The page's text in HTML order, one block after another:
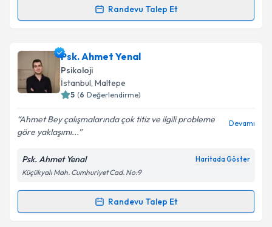
Randevu Talep Et
almanız için bir takvim hazırlandığında e-posta ile
bilgilendireceğiz.
E-posta Adresiniz
Metni'ni okudum ve kişisel verilerimin belirtilen
kapsamda işlenmesini kabul ediyorum.
Takvim Talebini Gönder
Psk. Ahmet Yenal
Psikoloji
İstanbul, Maltepe
5 (6 Değerlendirme)
Ahmet Bey çalışmalarında çok titiz ve ilgili probleme
göre yaklaşımı...
Devamı
Psk. Ahmet Yenal Haritada Göster
Küçükyalı Mah. Cumhuriyet Cad. No:9
Randevu Talep Et
Randevu Takvimi Talebi